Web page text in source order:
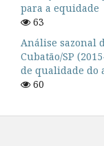
para a equidade
63
Análise sazonal
Cubatão/SP
de qualidade do
60